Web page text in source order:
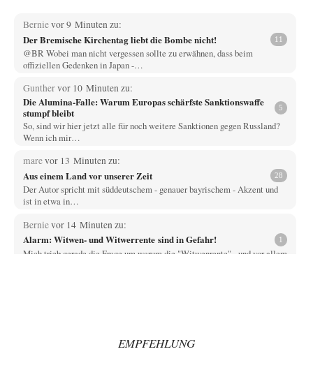
Bernievor 9 Minuten zu:
Der Bremische Kirchentag liebt die Bombe nicht! 11
@BR Wobei man nicht vergessen sollte zu erwähnen, dass beim
offiziellen Gedenken in Japan -…
Gunthervor 10 Minuten zu:
Die Alumina-Falle: Warum Europas schärfste Sanktionswaffe
stumpf bleibt
5
So, sind wir hier jetzt alle für noch weitere Sanktionen gegen Russland?
Wenn ich mir…
marevor 13 Minuten zu:
Aus einem Land vor unserer Zeit 28
Der Autor spricht mit süddeutschem - genauer bayrischem - Akzent und
ist in etwa in…
Bernievor 14 Minuten zu:
Alarm: Witwen- und Witwerrente sind in Gefahr! 1
Mich trieb gerade die Frage um warum die "Witwenrente" - und vor allem
signorRossiSuchtDasGlückvor 46 Minuten zu:
EMPFEHLUNG